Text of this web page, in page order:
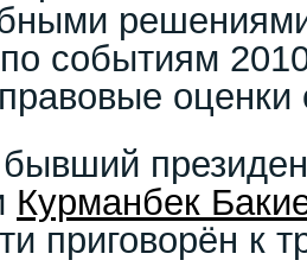
событиям
оценки
Курманбек
приговорён к